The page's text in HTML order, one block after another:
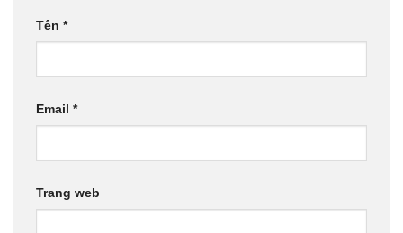
Tên *
Email *
Trang web